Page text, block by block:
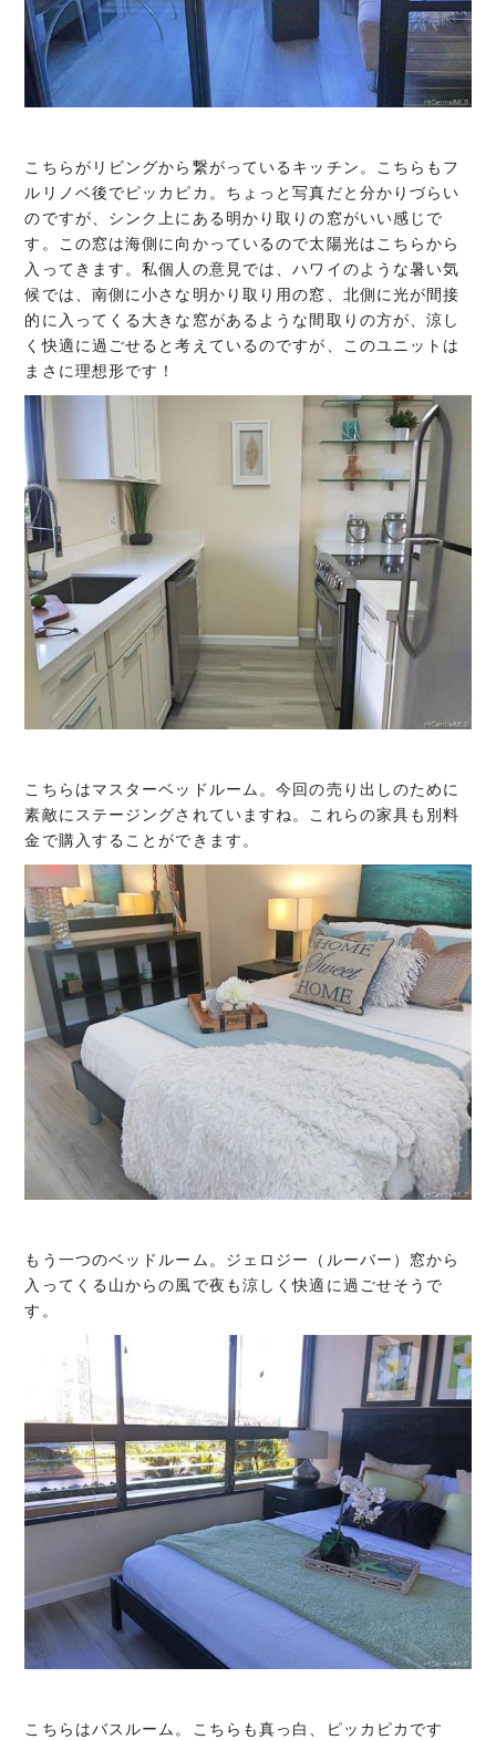
こちらがリビングから繋がっているキッチン。こちらもフ
ルリノベ後でピッカピカ。ちょっと写真だと分かりづらい
のですが、シンク上にある明かり取りの窓がいい感じで
す。この窓は海側に向かっているので太陽光はこちらから
入ってきます。私個人の意見では、ハワイのような暑い気
候では、南側に小さな明かり取り用の窓、北側に光が間接
的に入ってくる大きな窓があるような間取りの方が、涼し
く快適に過ごせると考えているのですが、このユニットは
まさに理想形です！
こちらはマスターベッドルーム。今回の売り出しのために
素敵にステージングされていますね。これらの家具も別料
金で購入することができます。
もう一つのベッドルーム。ジェロジー（ルーバー）窓から
入ってくる山からの風で夜も涼しく快適に過ごせそうで
す。
こちらはバスルーム。こちらも真っ白、ピッカピカです